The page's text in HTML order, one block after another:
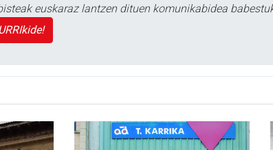
euskaraz lantzen dituen komunikabidea